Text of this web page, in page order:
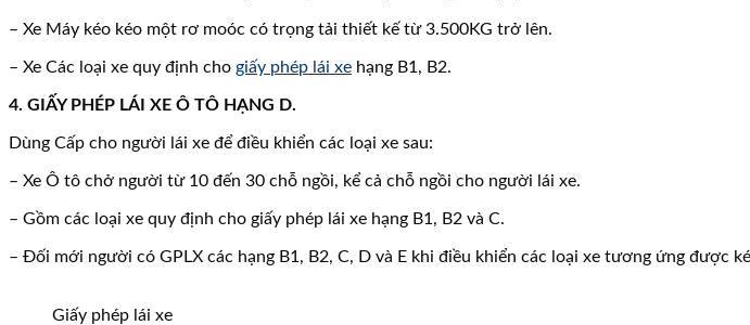
– Xe Máy kéo kéo một rơ moóc có trọng tải thiết kế từ 3.500KG trở lên.
– Xe Các loại xe quy định cho giấy phép lái xe hạng B1, B2.
4. GIẤY PHÉP LÁI XE Ô TÔ HẠNG D.
Dùng Cấp cho người lái xe để điều khiển các loại xe sau:
– Xe Ô tô chở người từ 10 đến 30 chỗ ngồi, kể cả chỗ ngồi cho người lái xe.
– Gồm các loại xe quy định cho giấy phép lái xe hạng B1, B2 và C.
– Đối mới người có GPLX các hạng B1, B2, C, D và E khi điều khiển các loại xe tương ứng được
Giấy phép lái xe